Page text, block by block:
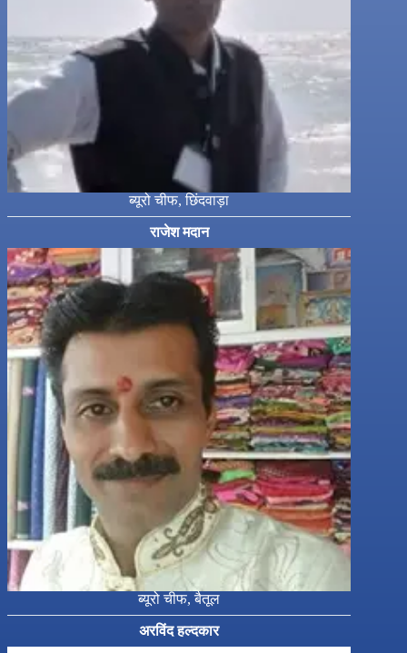
ब्यूरो चीफ, छिंदवाड़ा
राजेश मदान
ब्यूरो चीफ, बैतूल
अरविंद हल्दकार